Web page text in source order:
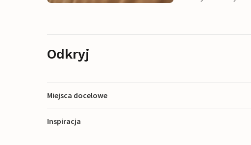
Odkryj
Miejsca docelowe
Inspiracja